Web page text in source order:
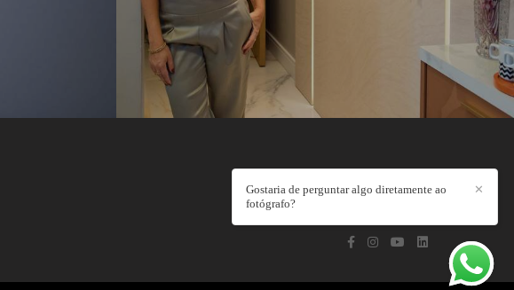
✕
Gostaria de perguntar algo diretamente ao
fotógrafo?